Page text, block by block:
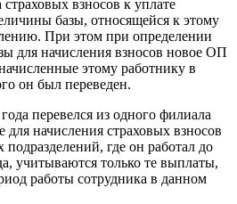
взносов к уплате
базы, относящейся к этому
При этом при определении
для начисления взносов новое ОП
этому работнику в
он был переведен.
перевелся из одного филиала
для начисления страховых взносов
где он работал до
учитываются только те выплаты,
работы сотрудника в данном